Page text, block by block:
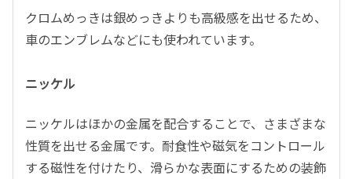
クロムめっきは銀めっきよりも高級感を出せるため、
車のエンブレムなどにも使われています。
ニッケル
ニッケルはほかの金属を配合することで、さまざまな
性質を出せる金属です。耐食性や磁気をコントロール
する磁性を付けたり、滑らかな表面にするための装飾